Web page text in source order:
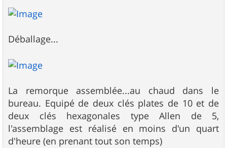
g
e
Déballage...
La remorque assemblée...au chaud dans le
bureau. Equipé de deux clés plates de 10 et de
deux clés hexagonales type Allen de 5,
l'assemblage est réalisé en moins d'un quart
d'heure (en prenant tout son temps)